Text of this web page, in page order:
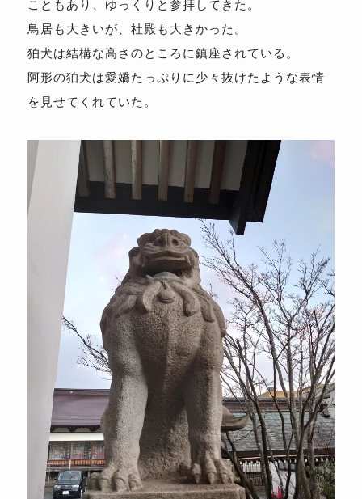
こともあり、ゆっくりと参拝してきた。
鳥居も大きいが、社殿も大きかった。
狛犬は結構な高さのところに鎮座されている。
阿形の狛犬は愛嬌たっぷりに少々抜けたような表情
を見せてくれていた。